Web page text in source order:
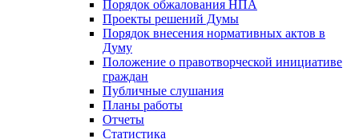
Порядок обжалования НПА
Проекты решений Думы
Порядок внесения нормативных актов в
Думу
Положение о правотворческой инициативе
граждан
Публичные слушания
Планы работы
Отчеты
Статистика